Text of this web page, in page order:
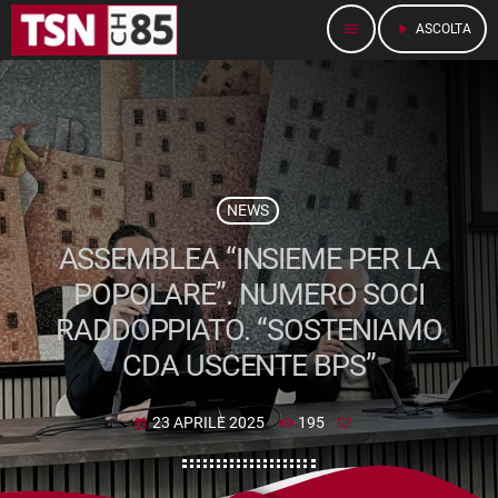
menu play_arrow ASCOLTA
NEWS
ASSEMBLEA “INSIEME PER LA
POPOLARE”. NUMERO SOCI
RADDOPPIATO. “SOSTENIAMO
CDA USCENTE BPS”
today 23 APRILE 2025 195